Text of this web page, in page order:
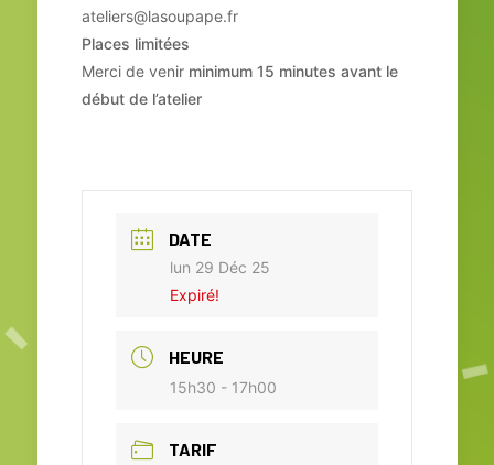
ateliers@lasoupape.fr
Places limitées
Merci de venir minimum 15 minutes avant le
début de l’atelier
DATE
lun 29 Déc 25
Expiré!
HEURE
15h30 - 17h00
TARIF